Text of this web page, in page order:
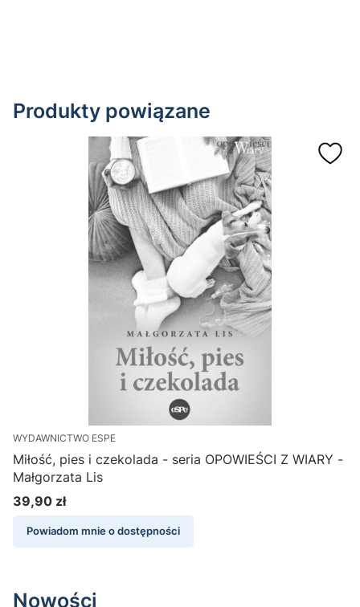
Produkty powiązane
WYDAWNICTWO ESPE
Miłość, pies i czekolada - seria OPOWIEŚCI Z WIARY -
Małgorzata Lis
Cena
39,90 zł
Powiadom mnie o dostępności
Nowości